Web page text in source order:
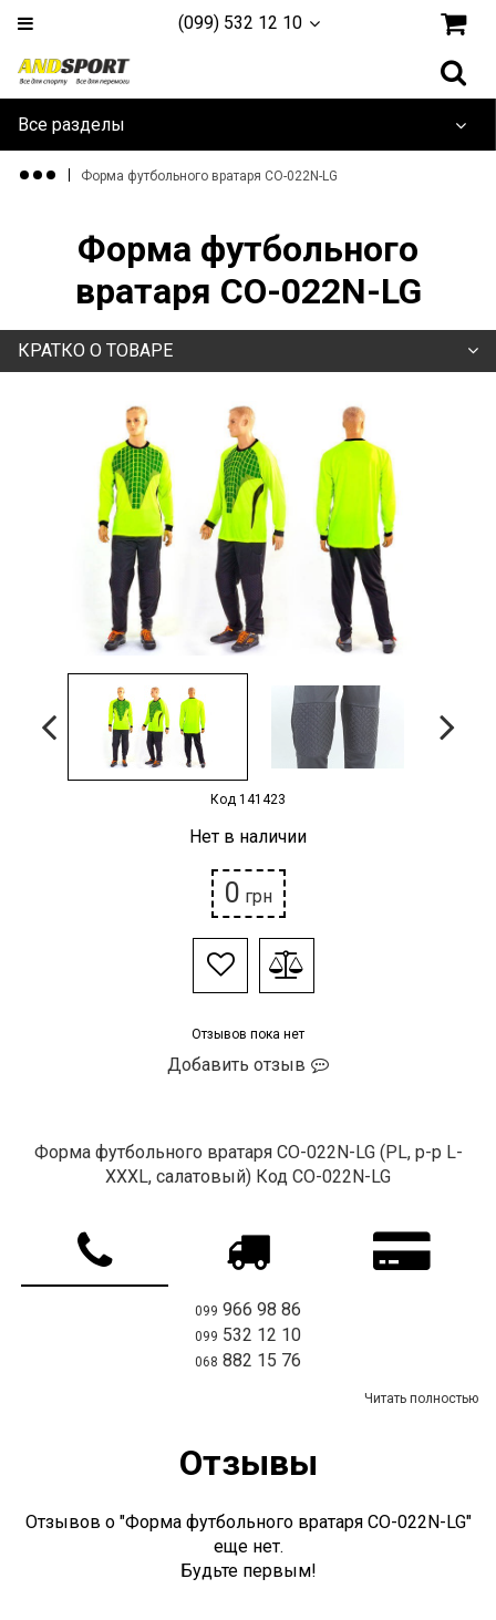
(099) 532 12 10
Все разделы
Дайвинг и плавание
Туризм и активный отдых
Игровые Виды
Йога, фитнес и гимнастика
Тренажеры
Наградная атрибутика
Спортивные Залы
Спортивное питание
Детские товары
РАСПРОДАЖА
Форма футбольного вратаря CO-022N-LG
Форма футбольного
вратаря CO-022N-LG
КРАТКО О ТОВАРЕ
Код 141423
Нет в наличии
0 грн
Отзывов пока нет
Добавить отзыв
Форма футбольного вратаря CO-022N-LG (PL, р-р L-
XXXL, салатовый) Код CO-022N-LG
099 966 98 86
099 532 12 10
068 882 15 76
Читать полностью
Отзывы
Отзывов о "Форма футбольного вратаря CO-022N-LG"
еще нет.
Будьте первым!